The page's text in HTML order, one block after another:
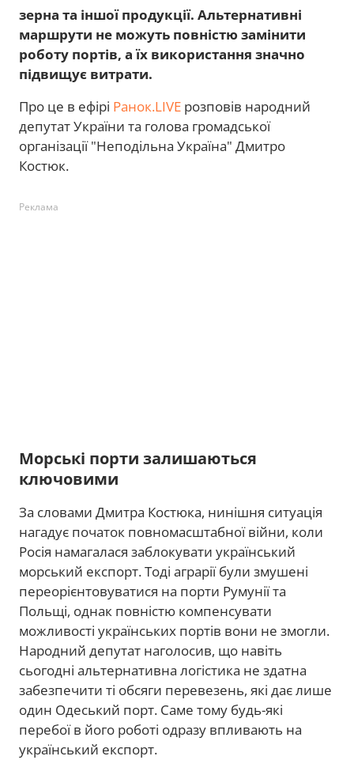
зерна та іншої продукції. Альтернативні
маршрути не можуть повністю замінити
роботу портів, а їх використання значно
підвищує витрати.
Про це в ефірі Ранок.LIVE розповів народний
депутат України та голова громадської
організації "Неподільна Україна" Дмитро
Костюк.
Реклама
Морські порти залишаються
ключовими
За словами Дмитра Костюка, нинішня ситуація
нагадує початок повномасштабної війни, коли
Росія намагалася заблокувати український
морський експорт. Тоді аграрії були змушені
переорієнтовуватися на порти Румунії та
Польщі, однак повністю компенсувати
можливості українських портів вони не змогли.
Народний депутат наголосив, що навіть
сьогодні альтернативна логістика не здатна
забезпечити ті обсяги перевезень, які дає лише
один Одеський порт. Саме тому будь-які
перебої в його роботі одразу впливають на
український експорт.